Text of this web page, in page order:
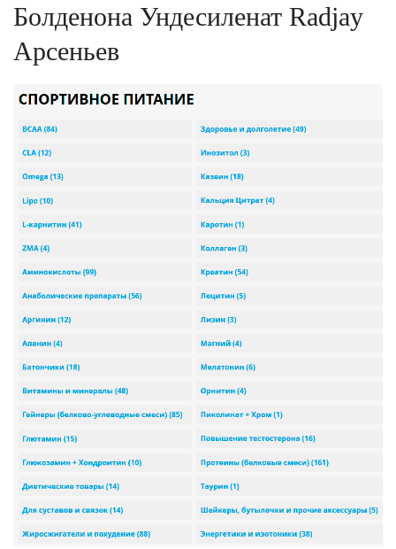
Болденона Ундесиленат Radjay
Арсеньев